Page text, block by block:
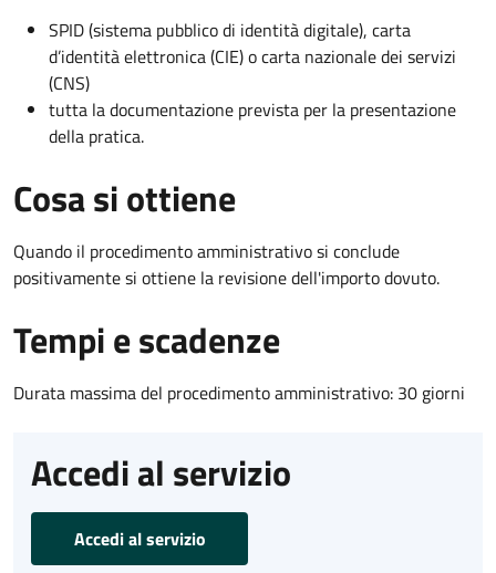
SPID (sistema pubblico di identità digitale), carta
d’identità elettronica (CIE) o carta nazionale dei servizi
(CNS)
tutta la documentazione prevista per la presentazione
della pratica.
Cosa si ottiene
Quando il procedimento amministrativo si conclude
positivamente si ottiene la revisione dell'importo dovuto.
Tempi e scadenze
Durata massima del procedimento amministrativo: 30 giorni
Accedi al servizio
Accedi al servizio